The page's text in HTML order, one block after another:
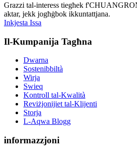
Grazzi tal-interess tiegħek
aktar, jekk jogħġbok ikkuntattjana.
Inkjesta Issa
Il-Kumpanija Tagħna
Dwarna
Sostenibbiltà
Wirja
Swieq
Kontroll tal-Kwalità
Reviżjonijiet tal-Klijenti
Storja
L-Aqwa Blogg
informazzjoni